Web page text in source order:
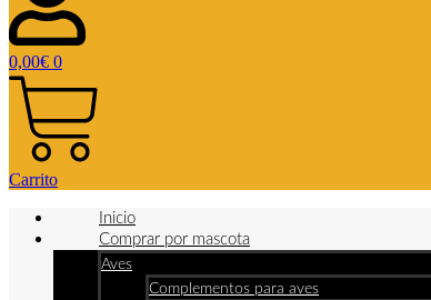
0,00€ 0
Carrito
Inicio
Comprar por mascota
Aves
Complementos para aves